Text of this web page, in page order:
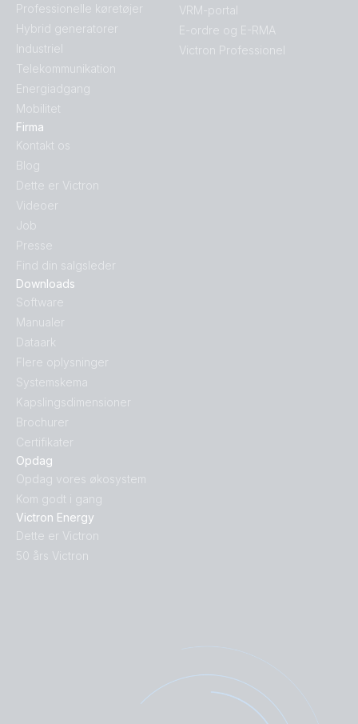
Opdag
Opdag vores økosystem
Kom godt i gang
Victron Energy
Dette er Victron
50 års Victron
Downloads
Software
Manualer
Dataark
Flere oplysninger
Systemskema
Kapslingsdimensioner
Brochurer
Certifikater
Professionelle køretøjer
Hybrid generatorer
Industriel
Telekommunikation
Energiadgang
Mobilitet
Firma
Kontakt os
Blog
Dette er Victron
Videoer
Job
Presse
Find din salgsleder
VRM-portal
E-ordre og E-RMA
Victron Professionel